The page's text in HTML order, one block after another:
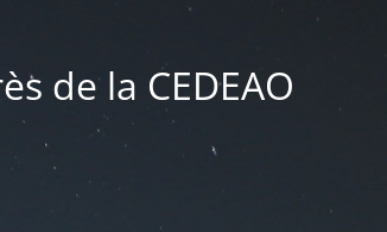
de la CEDEAO